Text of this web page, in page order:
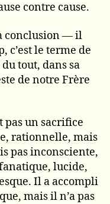
contre cause.
conclusion — il
c’est le terme de
tout, dans sa
de notre Frère
pas un sacrifice
rationnelle, mais
pas inconsciente,
lucide,
Il a accompli
mais il n’a pas